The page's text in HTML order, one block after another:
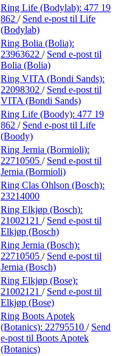
Ring Life (Bodylab): 477 19
862 / Send e-post til Life
(Bodylab)
Ring Bolia (Bolia):
23963622 / Send e-post til
Bolia (Bolia)
Ring VITA (Bondi Sands):
22098302 / Send e-post til
VITA (Bondi Sands)
Ring Life (Boody): 477 19
862 / Send e-post til Life
(Boody)
Ring Jernia (Bormioli):
22710505 / Send e-post til
Jernia (Bormioli)
Ring Clas Ohlson (Bosch):
23214000
Ring Elkjøp (Bosch):
21002121 / Send e-post til
Elkjøp (Bosch)
Ring Jernia (Bosch):
22710505 / Send e-post til
Jernia (Bosch)
Ring Elkjøp (Bose):
21002121 / Send e-post til
Elkjøp (Bose)
Ring Boots Apotek
(Botanics): 22795510 / Send
e-post til Boots Apotek
(Botanics)